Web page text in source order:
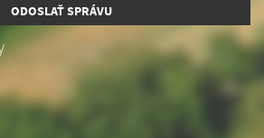
ODOSLAŤ SPRÁVU